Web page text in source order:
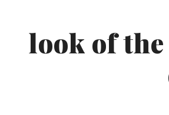
look of the